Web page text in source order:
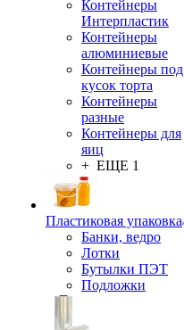
Контейнеры
Интерпластик
Контейнеры
алюминиевые
Контейнеры под
кусок торта
Контейнеры
разные
Контейнеры для
яиц
+ ЕЩЕ 1
Пластиковая упаковка
Банки, ведро
Лотки
Бутылки ПЭТ
Подложки